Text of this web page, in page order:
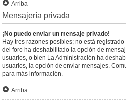
Arriba
Mensajería privada
¡No puedo enviar un mensaje privado!
Hay tres razones posibles; no está
del foro ha deshabilitado la opción de
usuarios, o bien La Administración ha
usuarios, la opción de enviar mensajes.
para más información.
Arriba